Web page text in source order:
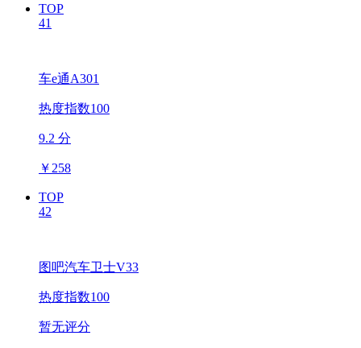
TOP
41
车e通A301
热度指数100
9.2 分
￥ 258
TOP
42
图吧汽车卫士V33
热度指数100
暂无评分